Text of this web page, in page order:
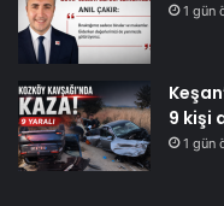
1 gün
9 kişi
1 gün